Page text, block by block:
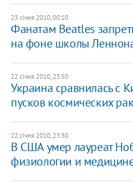
23 січня 2010, 00:10
Фанатам Beatles
на фоне школы
22 січня 2010, 23:50
Украина сравнилась с
пусков космических
22 січня 2010, 23:30
В США умер лауреат
физиологии и